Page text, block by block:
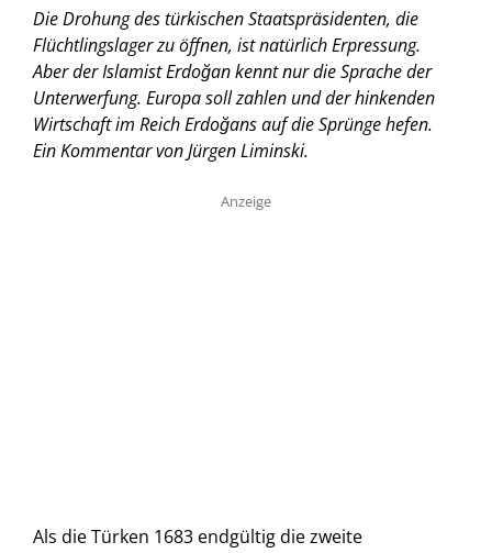
Die Drohung des türkischen Staatspräsidenten, die
Flüchtlingslager zu öffnen, ist natürlich Erpressung.
Aber der Islamist Erdoğan kennt nur die Sprache der
Unterwerfung. Europa soll zahlen und der hinkenden
Wirtschaft im Reich Erdoğans auf die Sprünge hefen.
Ein Kommentar von Jürgen Liminski.
Anzeige
Als die Türken 1683 endgültig die zweite